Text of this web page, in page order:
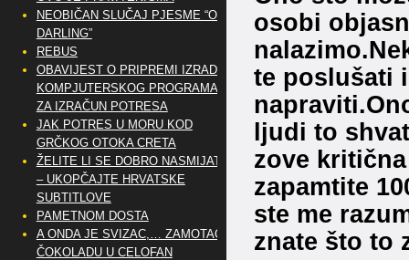
osobi
te poslušati
ljudi to
zove
zapamtite
ste me
znate što to
NEOBIČAN SLUČAJ PJESME “OH
DARLING”
REBUS
OBAVIJEST O PRIPREMI IZRADE
KOMPJUTERSKOG PROGRAMA
ZA IZRAČUN POTRESA
JAK POTRES U MORU KOD
GRČKOG OTOKA CRETA
ŽELITE LI SE DOBRO NASMIJATI
– UKOPČAJTE HRVATSKE
SUBTITLOVE
PAMETNOM DOSTA
A ONDA JE SVIZAC,… ZAMOTAO
ČOKOLADU U CELOFAN